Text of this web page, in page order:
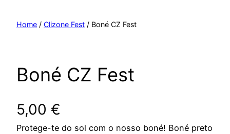
paraHome / Clizone Fest / Boné CZ Fest
Boné CZ Fest
5,00 €
Protege-te do sol com o nosso boné! Boné preto